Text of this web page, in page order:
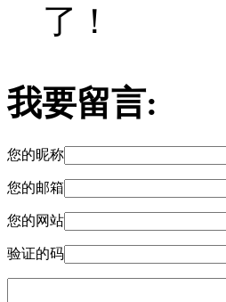
了！
我要留言:
您的昵称
您的邮箱
您的网站
验证的码